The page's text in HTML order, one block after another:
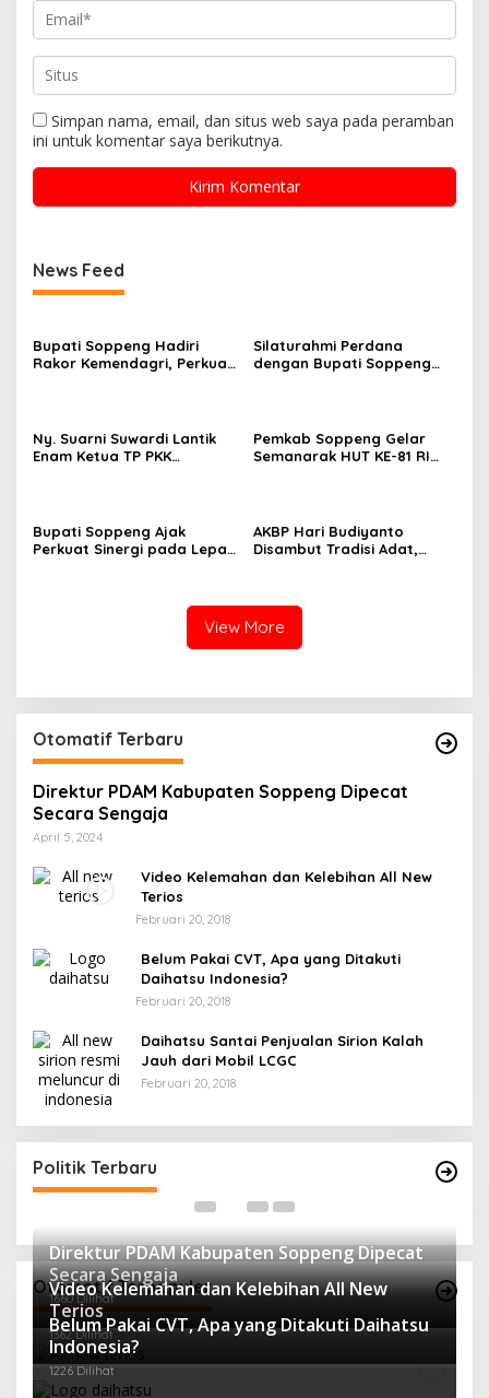
Simpan nama, email, dan situs web saya pada peramban
ini untuk komentar saya berikutnya.
News Feed
Bupati Soppeng Hadiri
Rakor Kemendagri, Perkuat
Silaturahmi Perdana
dengan Bupati Soppeng
Ny. Suarni Suwardi Lantik
Enam Ketua TP PKK
Pemkab Soppeng Gelar
Semanarak HUT KE-81 RI
Bupati Soppeng Ajak
Perkuat Sinergi pada Lepas
AKBP Hari Budiyanto
Disambut Tradisi Adat,
View More
Otomatif Terbaru
Direktur PDAM Kabupaten Soppeng Dipecat
Secara Sengaja
April 5, 2024
Video Kelemahan dan Kelebihan All New
Terios
Februari 20, 2018
Belum Pakai CVT, Apa yang Ditakuti
Daihatsu Indonesia?
Februari 20, 2018
Daihatsu Santai Penjualan Sirion Kalah
Jauh dari Mobil LCGC
Februari 20, 2018
Politik Terbaru
masyarakat di warkop madaha tajjuncu
Di Politik | Agustus 2, 2024
Otomotif Terpopuler
Direktur PDAM Kabupaten Soppeng Dipecat
Secara Sengaja
1660 Dilihat
Video Kelemahan dan Kelebihan All New
Terios
1362 Dilihat
Belum Pakai CVT, Apa yang Ditakuti Daihatsu
Indonesia?
1226 Dilihat